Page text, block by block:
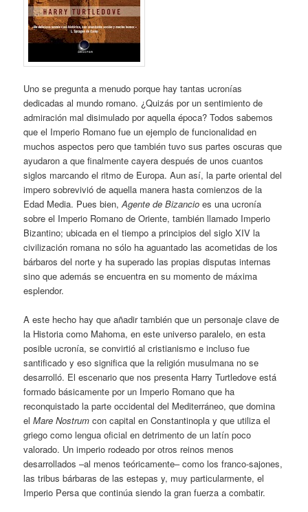
Uno se pregunta a menudo porque hay tantas ucronías
dedicadas al mundo romano. ¿Quizás por un sentimiento de
admiración mal disimulado por aquella época? Todos sabemos
que el Imperio Romano fue un ejemplo de funcionalidad en
muchos aspectos pero que también tuvo sus partes oscuras que
ayudaron a que finalmente cayera después de unos cuantos
siglos marcando el ritmo de Europa. Aun así, la parte oriental del
impero sobrevivió de aquella manera hasta comienzos de la
Edad Media. Pues bien,Agente de Bizancio es una ucronía
sobre el Imperio Romano de Oriente, también llamado Imperio
Bizantino; ubicada en el tiempo a principios del siglo XIV la
civilización romana no sólo ha aguantado las acometidas de los
bárbaros del norte y ha superado las propias disputas internas
sino que además se encuentra en su momento de máxima
esplendor.
A este hecho hay que añadir también que un personaje clave de
la Historia como Mahoma, en este universo paralelo, en esta
posible ucronía, se convirtió al cristianismo e incluso fue
santificado y eso significa que la religión musulmana no se
desarrolló. El escenario que nos presenta Harry Turtledove está
formado básicamente por un Imperio Romano que ha
reconquistado la parte occidental del Mediterráneo, que domina
elMare Nostrum con capital en Constantinopla y que utiliza el
griego como lengua oficial en detrimento de un latín poco
valorado. Un imperio rodeado por otros reinos menos
desarrollados –al menos teóricamente– como los franco-sajones,
las tribus bárbaras de las estepas y, muy particularmente, el
Imperio Persa que continúa siendo la gran fuerza a combatir.